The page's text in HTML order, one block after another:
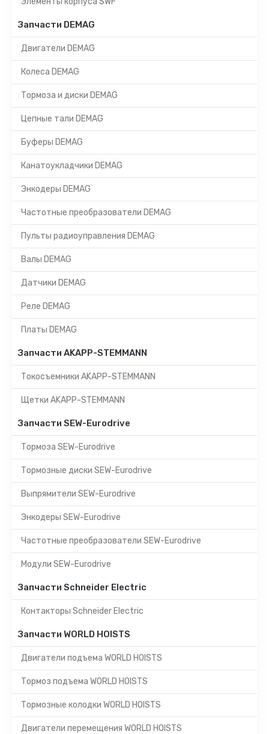
Запчасти DEMAG
Двигатели DEMAG
Колеса DEMAG
Тормоза и диски DEMAG
Цепные тали DEMAG
Буферы DEMAG
Канатоукладчики DEMAG
Энкодеры DEMAG
Частотные преобразователи DEMAG
Пульты радиоуправления DEMAG
Валы DEMAG
Датчики DEMAG
Реле DEMAG
Платы DEMAG
Запчасти AKAPP-STEMMANN
Токосъемники AKAPP-STEMMANN
Щетки AKAPP-STEMMANN
Запчасти SEW-Eurodrive
Тормоза SEW-Eurodrive
Тормозные диски SEW-Eurodrive
Выпрямители SEW-Eurodrive
Энкодеры SEW-Eurodrive
Частотные преобразователи SEW-Eurodrive
Модули SEW-Eurodrive
Запчасти Schneider Electric
Контакторы Schneider Electric
Запчасти WORLD HOISTS
Двигатели подъема WORLD HOISTS
Тормоз подъема WORLD HOISTS
Тормозные колодки WORLD HOISTS
Двигатели перемещения WORLD HOISTS